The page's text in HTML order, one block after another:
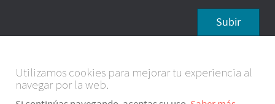
Subir
Utilizamos cookies para mejorar tu experiencia al
navegar por la web.